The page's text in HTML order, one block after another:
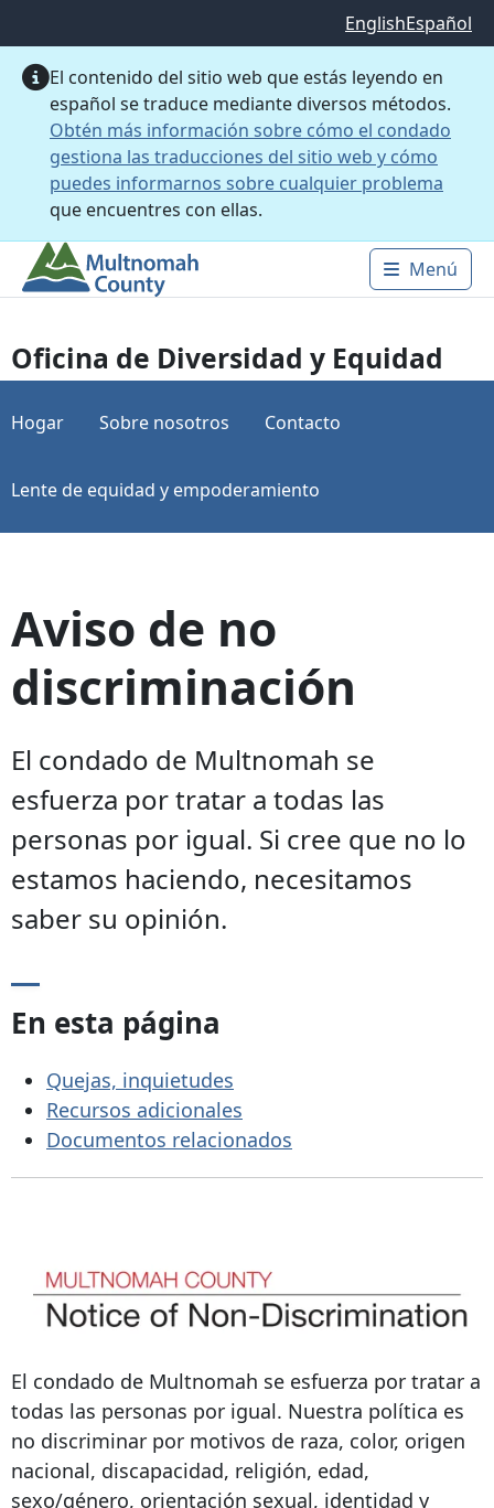
EnglishEspañol
El contenido del sitio web que estás leyendo en
español se traduce mediante diversos métodos.
Obtén más información sobre cómo el condado
gestiona las traducciones del sitio web y cómo
puedes informarnos sobre cualquier problema
que encuentres con ellas.
Main
Menú
Oficina de Diversidad y Equidad
Hogar Sobre nosotros Contacto
Lente de equidad y empoderamiento
Aviso de no
discriminación
El condado de Multnomah se
esfuerza por tratar a todas las
personas por igual. Si cree que no lo
estamos haciendo, necesitamos
saber su opinión.
En esta página
Quejas, inquietudes
Recursos adicionales
Documentos relacionados
El condado de Multnomah se esfuerza por tratar a
todas las personas por igual. Nuestra política es
no discriminar por motivos de raza, color, origen
nacional, discapacidad, religión, edad,
sexo/género, orientación sexual, identidad y